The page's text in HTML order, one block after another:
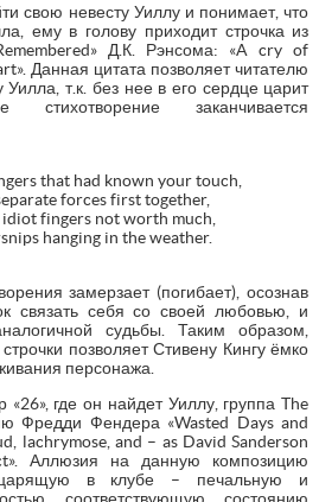
свою невесту Уиллу и понимает, что
ему в голову приходит строчка из
Д.К. Рэнсома: «A cry of
Данная цитата позволяет читателю
Уилла, т.к. без нее в его сердце царит
стихотворение заканчивается
that had known your touch,
forces first together,
fingers not worth much,
hanging in the weather.
замерзает (погибает), осознав
связать себя со своей любовью, и
судьбы. Таким образом,
позволяет Стивену Кингу ёмко
персонажа.
«26», где он найдет Уиллу, группа The
Фредди Фендера «Wasted Days and
lachrymose, and – as David Sanderson
Аллюзия на данную композицию
царящую в клубе – печальную и
соответствующую состоянию